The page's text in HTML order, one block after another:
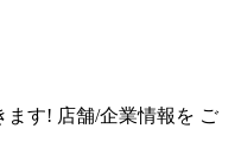
ます! 店舗/企業情報を ご